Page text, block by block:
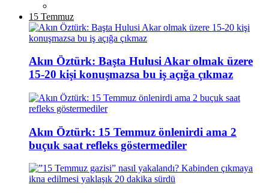
15 Temmuz
Akın Öztürk: Başta Hulusi Akar olmak üzere
15-20 kişi konuşmazsa bu iş açığa çıkmaz
Akın Öztürk: 15 Temmuz önlenirdi ama 2
buçuk saat refleks göstermediler